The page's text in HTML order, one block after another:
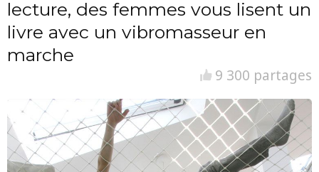
lecture, des femmes vous lisent un
livre avec un vibromasseur en
marche
9 300 partages